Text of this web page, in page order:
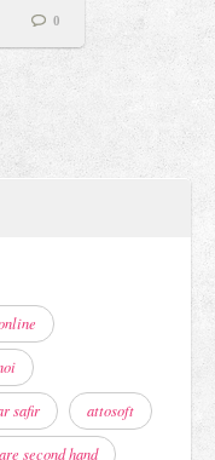
0
safir attosoft
second hand